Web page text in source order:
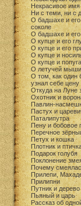
Некрасивое имя
Ни с теми, ни с
О бадшахе и
соколе
О бадшахе и
О купце и его
О купце и его
О купце и
О купце и
О летучей мыши
О том, как один
узнал себе цену
Откуда на Луне
Охотник и
Павлин-
Пастух и
Паталипутра
Пену и бобовое
Перечное
Петух и кошка
Плотник и
Подарок голубя
Поклонение
Почему
Прилепи,
Прилипни
Путник и
Пьяный и царь
Рассказ об